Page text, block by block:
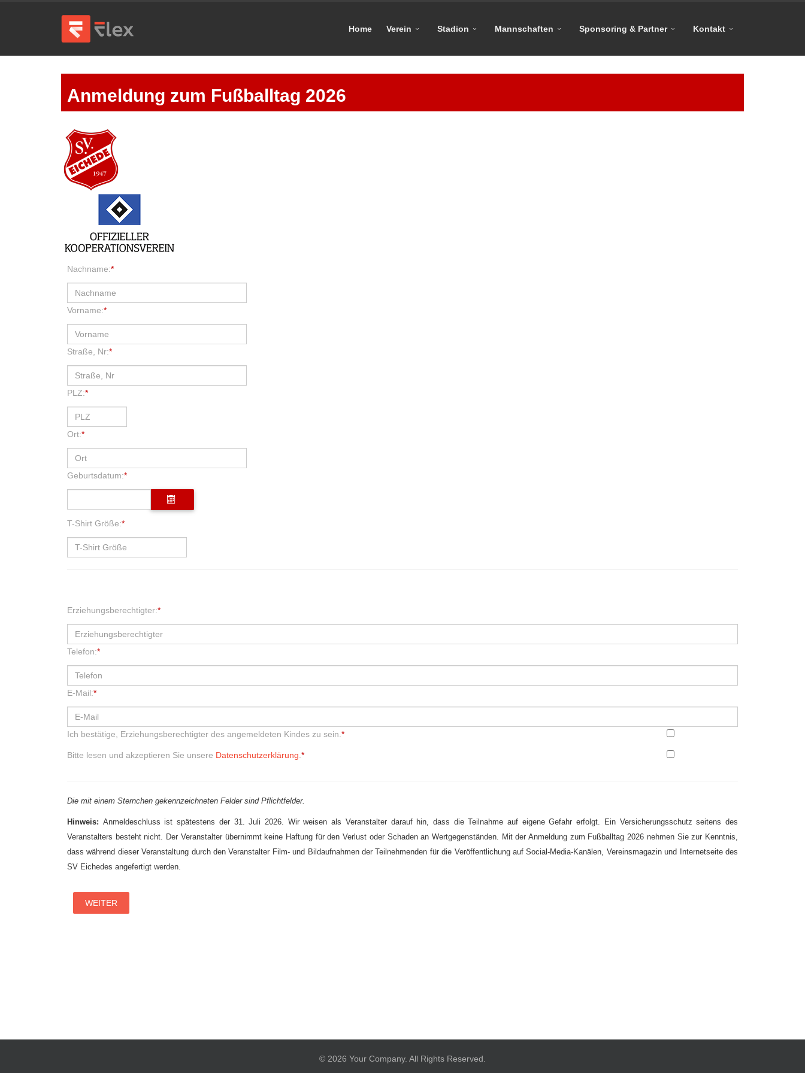
Home Verein Stadion Mannschaften Sponsoring & Partner Kontakt
Anmeldung zum Fußballtag 2026
Nachname:*
Vorname:*
Straße, Nr:*
PLZ:*
Ort:*
Geburtsdatum:*
T-Shirt Größe:*
Erziehungsberechtigter:*
Telefon:*
E-Mail:*
Ich bestätige, Erziehungsberechtigter des angemeldeten Kindes zu sein. *
Bitte lesen und akzeptieren Sie unsere Datenschutzerklärung *
Die mit einem Sternchen gekennzeichneten Felder sind Pflichtfelder.
Hinweis: Anmeldeschluss ist spätestens der 31. Juli 2026. Wir weisen als Veranstalter darauf hin, dass die Teilnahme auf eigene Gefahr erfolgt. Ein Versicherungsschutz seitens des
Veranstalters besteht nicht. Der Veranstalter übernimmt keine Haftung für den Verlust oder Schaden an Wertgegenständen. Mit der Anmeldung zum Fußballtag 2026 nehmen Sie zur Kenntnis,
dass während dieser Veranstaltung durch den Veranstalter Film- und Bildaufnahmen der Teilnehmenden für die Veröffentlichung auf Social-Media-Kanälen, Vereinsmagazin und Internetseite des
SV Eichedes angefertigt werden.
WEITER
© 2026 Your Company. All Rights Reserved.